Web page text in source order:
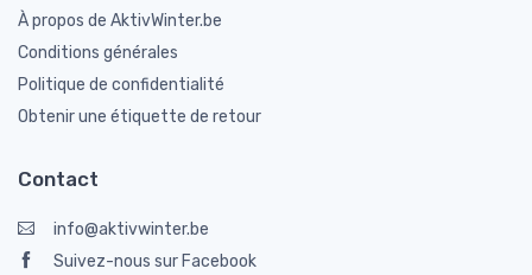
À propos de AktivWinter.be
Conditions générales
Politique de confidentialité
Obtenir une étiquette de retour
Contact
info@aktivwinter.be
Suivez-nous sur Facebook